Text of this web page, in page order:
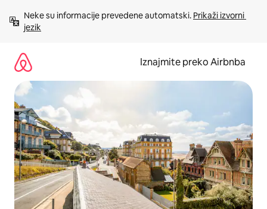
sadržaj
Neke su informacije prevedene automatski. Prikaži izvorni
jezik
Iznajmite preko Airbnba